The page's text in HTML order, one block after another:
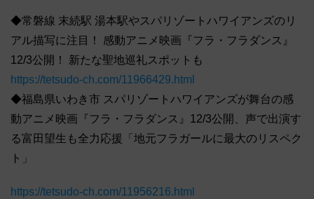
◆常磐線 末続駅 湯本駅やスパリゾートハワイアンズのリ
アル描写に注目！ 感動アニメ映画『フラ・フラダンス』
12/3公開！ 新たな聖地巡礼スポットも
https://tetsudo-ch.com/11966429.html
◆福島県いわき市 スパリゾートハワイアンズが舞台の感
動アニメ映画『フラ・フラダンス』12/3公開、声で出演す
る富田望生も全力応援「地元フラガールに最大のリスペク
ト」
https://tetsudo-ch.com/11956216.html